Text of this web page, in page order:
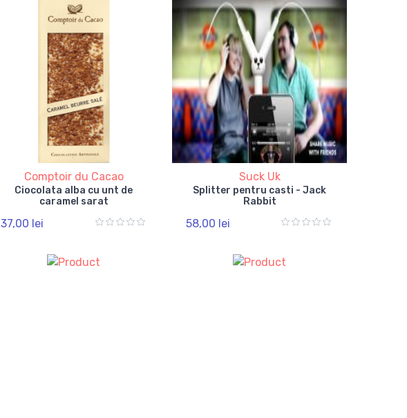
Comptoir du Cacao
Ciocolata alba cu unt de
caramel sarat
37,00 lei
Suck Uk
Splitter pentru casti - Jack
Rabbit
58,00 lei